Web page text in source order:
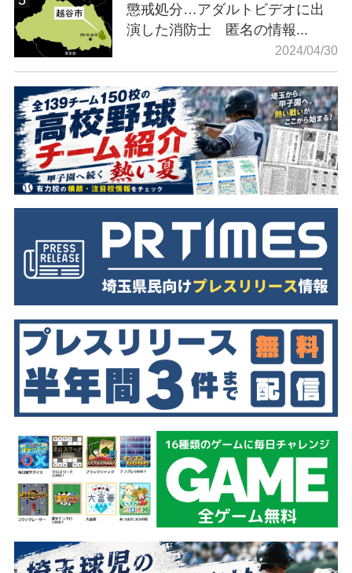
懲戒処分…アダルトビデオに出
演した消防士 匿名の情報...
2024/04/30